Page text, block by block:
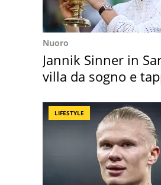
Nuoro
Jannik Sinner in
villa da sogno e
LIFESTYLE